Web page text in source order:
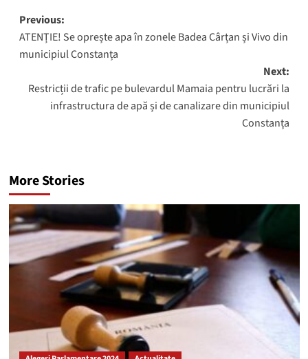
Post
navigation
Previous:
ATENȚIE! Se oprește apa în zonele Badea Cârțan și Vivo din
municipiul Constanța
Next:
Restricții de trafic pe bulevardul Mamaia pentru lucrări la
infrastructura de apă și de canalizare din municipiul
Constanța
More Stories